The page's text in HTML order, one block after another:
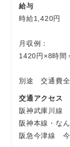
給与
時給1,420円
月収例：
1420円×8時間
別途 交通費全
交通アクセス
阪神武庫川線
阪神本線・な
阪急今津線